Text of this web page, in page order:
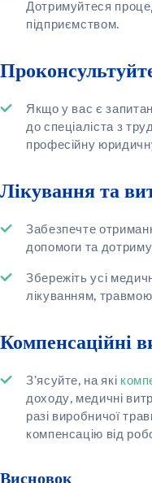
Дотримуйтеся
підприємством.
Якщо у вас є
до спеціаліста з
професійну
Лікування та
Забезпечте
допомоги та
Збережіть усі
лікуванням,
Компенсаційні
З’ясуйте, на які
доходу, медичні
разі виробничої
компенсацію від
Висновок